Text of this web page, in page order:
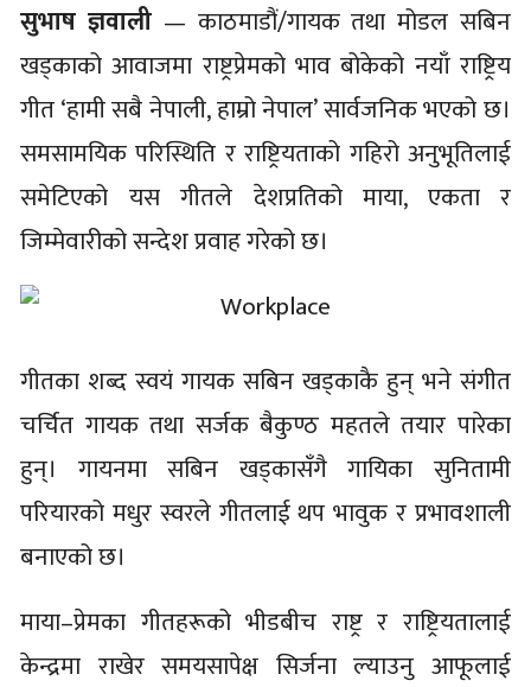
सुभाष ज्ञवाली— काठमाडौं/गायक तथा मोडल सबिन
खड्काको आवाजमा राष्ट्रप्रेमको भाव बोकेको नयाँ राष्ट्रिय
गीत ‘हामी सबै नेपाली, हाम्रो नेपाल’ सार्वजनिक भएको छ।
समसामयिक परिस्थिति र राष्ट्रियताको गहिरो अनुभूतिलाई
समेटिएको यस गीतले देशप्रतिको माया, एकता र
जिम्मेवारीको सन्देश प्रवाह गरेको छ।
गीतका शब्द स्वयं गायक सबिन खड्काकै हुन् भने संगीत
चर्चित गायक तथा सर्जक बैकुण्ठ महतले तयार पारेका
हुन्। गायनमा सबिन खड्कासँगै गायिका सुनितामी
परियारको मधुर स्वरले गीतलाई थप भावुक र प्रभावशाली
बनाएको छ।
माया–प्रेमका गीतहरूको भीडबीच राष्ट्र र राष्ट्रियतालाई
केन्द्रमा राखेर समयसापेक्ष सिर्जना ल्याउनु आफूलाई